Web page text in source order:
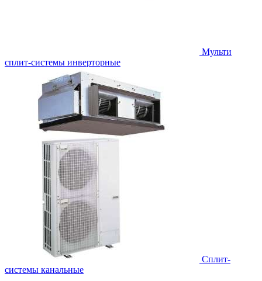
Мульти
сплит-системы инверторные
Сплит-
системы канальные